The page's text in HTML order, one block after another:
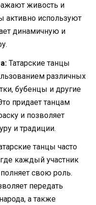
живость и
активно используют
динамичную и
Татарские танцы
различных
бубенцы и другие
придает танцам
и позволяет
и традиции.
танцы часто
каждый участник
свою роль.
передать
а также